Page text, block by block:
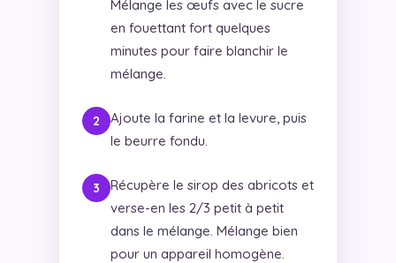
Mélange les œufs avec le sucre
en fouettant fort quelques
minutes pour faire blanchir le
mélange.
Ajoute la farine et la levure, puis
le beurre fondu.
Récupère le sirop des abricots et
verse-en les 2/3 petit à petit
dans le mélange. Mélange bien
pour un appareil homogène.